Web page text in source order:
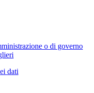
o di governo
dati